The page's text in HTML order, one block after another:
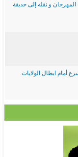
و نقله إلى حديقة
أمام ابطال الولايات